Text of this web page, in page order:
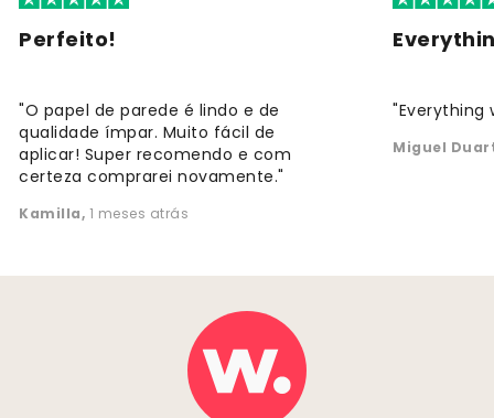
Perfeito!
"O papel de parede é lindo e de
qualidade ímpar. Muito fácil de
aplicar! Super recomendo e com
certeza comprarei novamente."
Kamilla, 1 meses atrás
"Everything
Miguel